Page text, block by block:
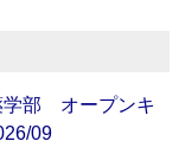
部 オープンキ
09